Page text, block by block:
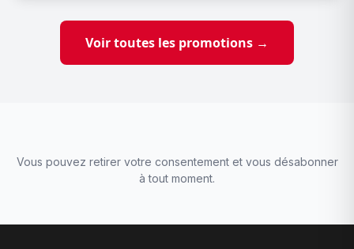
Voir toutes les promotions →
Vous pouvez retirer votre consentement et vous désabonner
à tout moment.